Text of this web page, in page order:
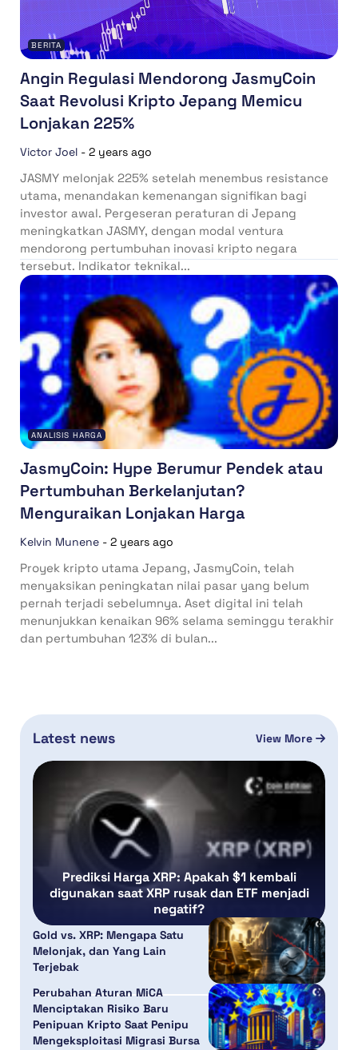
BERITA
Angin Regulasi Mendorong JasmyCoin
Saat Revolusi Kripto Jepang Memicu
Lonjakan 225%
Victor Joel - 2 years ago
JASMY melonjak 225% setelah menembus resistance
utama, menandakan kemenangan signifikan bagi
investor awal. Pergeseran peraturan di Jepang
meningkatkan JASMY, dengan modal ventura
mendorong pertumbuhan inovasi kripto negara
tersebut. Indikator teknikal...
ANALISIS HARGA
JasmyCoin: Hype Berumur Pendek atau
Pertumbuhan Berkelanjutan?
Menguraikan Lonjakan Harga
Kelvin Munene - 2 years ago
Proyek kripto utama Jepang, JasmyCoin, telah
menyaksikan peningkatan nilai pasar yang belum
pernah terjadi sebelumnya. Aset digital ini telah
menunjukkan kenaikan 96% selama seminggu terakhir
dan pertumbuhan 123% di bulan...
Latest news View More
Prediksi Harga XRP: Apakah $1 kembali
digunakan saat XRP rusak dan ETF menjadi
negatif?
Gold vs. XRP: Mengapa Satu
Melonjak, dan Yang Lain
Terjebak
Perubahan Aturan MiCA
Menciptakan Risiko Baru
Penipuan Kripto Saat Penipu
Mengeksploitasi Migrasi Bursa